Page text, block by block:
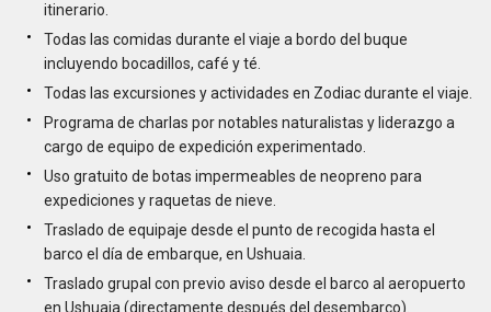
itinerario.
Todas las comidas durante el viaje a bordo del buque
incluyendo bocadillos, café y té.
Todas las excursiones y actividades en Zodiac durante el viaje.
Programa de charlas por notables naturalistas y liderazgo a
cargo de equipo de expedición experimentado.
Uso gratuito de botas impermeables de neopreno para
expediciones y raquetas de nieve.
Traslado de equipaje desde el punto de recogida hasta el
barco el día de embarque, en Ushuaia.
Traslado grupal con previo aviso desde el barco al aeropuerto
en Ushuaia (directamente después del desembarco).